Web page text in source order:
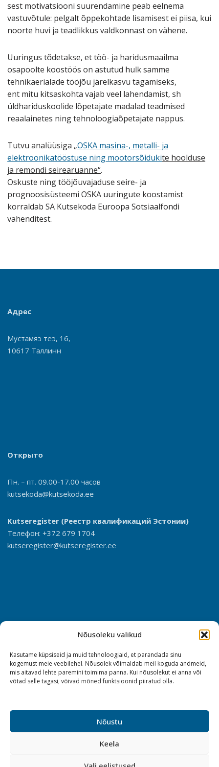
Nõusoleku valikud
Kasutame küpsiseid ja muid tehnoloogiaid, et parandada sinu
kogemust meie veebilehel. Nõusolek võimaldab meil koguda andmeid,
mis aitavad lehte paremini toimima panna. Kui nõusolekut ei anna või
võtad selle tagasi, võivad mõned funktsioonid piiratud olla.
Nõustu
Keela
sest motivatsiooni suurendamine peab eelnema
vastuvõtule: pelgalt õppekohtade lisamisest ei piisa, kui
noorte huvi ja teadlikkus valdkonnast on vähene.
Uuringus tõdetakse, et töö- ja haridusmaailma
osapoolte koostöös on astutud hulk samme
tehnikaerialade tööjõu järelkasvu tagamiseks,
ent mitu kitsaskohta vajab veel lahendamist, sh
üldhariduskoolide lõpetajate madalad teadmised
reaalainetes ning tehnoloogiaõpetajate nappus.
Tutvu analüüsiga „OSKA masina-, metalli- ja
elektroonikatööstuse ning mootorsõidukite hoolduse
ja remondi seirearuanne“.
Oskuste ning tööjõuvajaduse seire- ja
prognoosisüsteemi OSKA uuringute koostamist
korraldab SA Kutsekoda Euroopa Sotsiaalfondi
vahenditest.
Адрес
Мустамяэ теэ, 16,
10617 Таллинн
Открыто
Пн. – пт. 09.00-17.00 часов
kutsekoda@kutsekoda.ee
Kutseregister (Реестр квалификаций Эстонии)
Телефон: +372 679 1704
kutseregister@kutseregister.ee